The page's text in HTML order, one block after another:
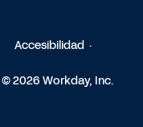
Accesibilidad
© 2026 Workday, Inc.